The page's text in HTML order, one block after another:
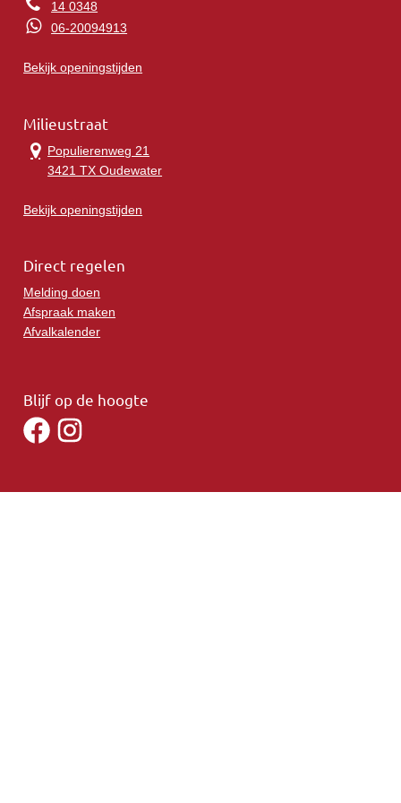
14 0348
06-20094913
Bekijk openingstijden
Milieustraat
Populierenweg 21
3421 TX Oudewater
Bekijk openingstijden
Direct regelen
Melding doen
Afspraak maken
Afvalkalender
Blijf op de hoogte